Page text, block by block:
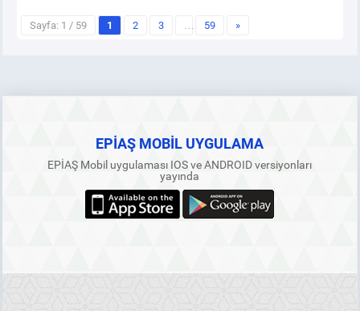
Sayfa: 1 / 59 1 2 3 … 59 »
EPİAŞ MOBİL UYGULAMA
EPİAŞ Mobil uygulaması IOS ve ANDROID versiyonları
yayında